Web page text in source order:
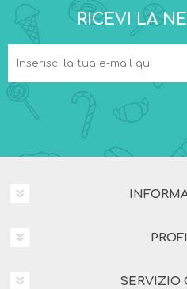
RICEVI LA
SERVIZIO